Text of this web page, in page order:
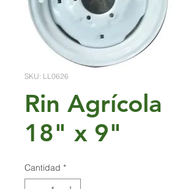
SKU: LL0626
Rin Agrícola
18" x 9"
Cantidad *